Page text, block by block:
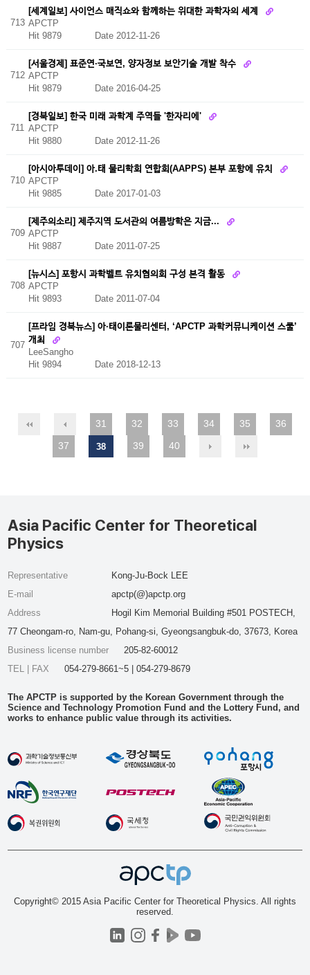
713
[세계일보] 사이언스 매직쇼와 함께하는 위대한 과학자의 세계
APCTP
Hit 9879
Date 2012-11-26
712
[서울경제] 표준연·국보연, 양자정보 보안기술 개발 착수
APCTP
Hit 9879
Date 2016-04-25
711
[경북일보] 한국 미래 과학계 주역들 '한자리에'
APCTP
Hit 9880
Date 2012-11-26
710
[아시아투데이] 아.태 물리학회 연합회(AAPPS) 본부 포항에 유치
APCTP
Hit 9885
Date 2017-01-03
709
[제주의소리] 제주지역 도서관의 여름방학은 지금...
APCTP
Hit 9887
Date 2011-07-25
708
[뉴시스] 포항시 과학벨트 유치협의회 구성 본격 활동
APCTP
Hit 9893
Date 2011-07-04
707
[프라임 경북뉴스] 아·태이론물리센터, ‘APCTP 과학커뮤니케이션 스쿨’
개최
LeeSangho
Hit 9894 Date 2018-12-13
31 32 33 34 35
36
37
38 39 40
Asia Pacific Center for Theoretical
Physics
Representative
Kong-Ju-Bock LEE
E-mail
apctp(@)apctp.org
Address
Hogil Kim Memorial Building #501 POSTECH,
77 Cheongam-ro, Nam-gu, Pohang-si, Gyeongsangbuk-do, 37673, Korea
Business license number
205-82-60012
TEL | FAX
054-279-8661~5 | 054-279-8679
The APCTP is supported by the Korean Government through the
Science and Technology Promotion Fund and the Lottery Fund, and
works to enhance public value through its activities.
Copyright© 2015 Asia Pacific Center for Theoretical Physics. All rights
reserved.